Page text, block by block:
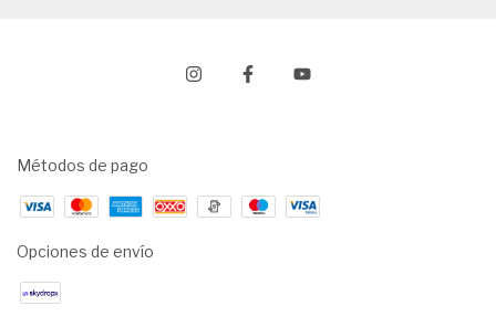
Métodos de pago
Opciones de envío